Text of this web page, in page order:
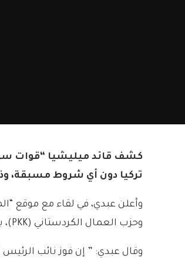
كشف قائد ميليشيا “قوات
تركيا دون أي شروط مسبقة،
وأعلن عبدي، في لقاء مع موقع
وحزب العمال الكردستاني (PKK)، بعد حل المشاكل مع تركيا.
وقال عبدي: ” إن فوز نائب الرئيس